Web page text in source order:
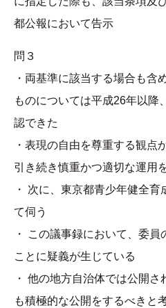
都公報において告示
問３
・両基準に該当する場合も含
ものについては平成26年以降
認できた
・表現の自由を尊重する観点
引き続き慎重かつ適切な運用
・ 次に、東京都青少年健全
て伺う
・ この議事録において、委
ことに疑義が生じている
・ 他の地方自治体では公開
も積極的な公開をするべきと